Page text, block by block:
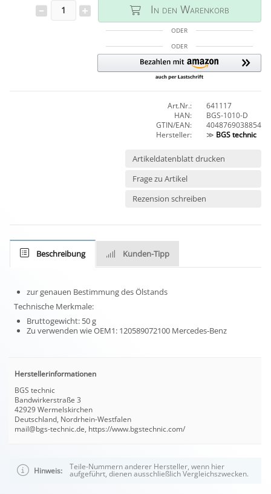
In den Warenkorb
ODER
ODER
Art.Nr.:
641117
HAN:
BGS-1010-D
GTIN/EAN:
4048769038854
Hersteller:
≫ BGS technic
Artikeldatenblatt drucken
Frage zu Artikel
Rezension schreiben
Beschreibung Kunden-Tipp
zur genauen Bestimmung des Ölstands
Technische Merkmale:
Bruttogewicht: 50 g
Zu verwenden wie OEM1: 120589072100 Mercedes-Benz
Herstellerinformationen
BGS technic
Bandwirkerstraße 3
42929 Wermelskirchen
Deutschland, Nordrhein-Westfalen
mail@bgs-technic.de, https://www.bgstechnic.com/
Hinweis: Teile-Nummern anderer Hersteller, wenn hier
aufgeführt, dienen ausschließlich Vergleichszwecken.